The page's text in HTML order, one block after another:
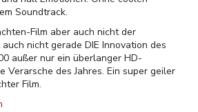
Soundtrack.
Film aber auch nicht der
nicht gerade DIE Innovation des
außer nur ein überlanger HD-
Verarsche des Jahres. Ein super geiler
Film.